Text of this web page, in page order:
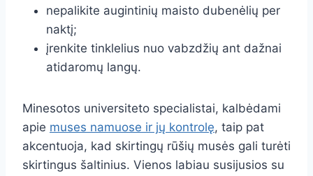
nepalikite augintinių maisto dubenėlių per
naktį;
įrenkite tinklelius nuo vabzdžių ant dažnai
atidaromų langų.
Minesotos universiteto specialistai, kalbėdami
apie muses namuose ir jų kontrolę, taip pat
akcentuoja, kad skirtingų rūšių musės gali turėti
skirtingus šaltinius. Vienos labiau susijusios su